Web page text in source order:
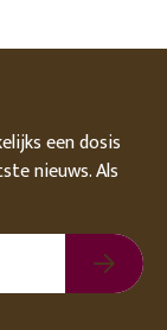
een dosis
nieuws. Als